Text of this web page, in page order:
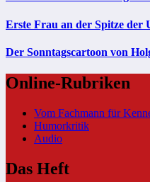
Erste Frau an der Spitze der
Der Sonntagscartoon von
Online-Rubriken
Vom Fachmann für
Humorkritik
Audio
Das Heft